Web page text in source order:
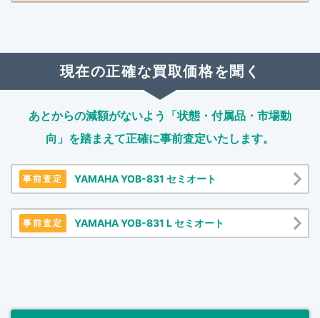
現在の正確な買取価格を聞く
あとからの減額がないよう「状態・付属品・市場動
向」を踏まえて正確に事前査定いたします。
事前査定 YAMAHA YOB-831 セミオート
事前査定 YAMAHA YOB-831 L セミオート